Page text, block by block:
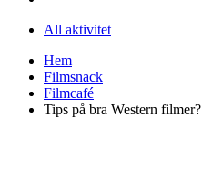
All aktivitet
Hem
Filmsnack
Filmcafé
Tips på bra Western filmer?